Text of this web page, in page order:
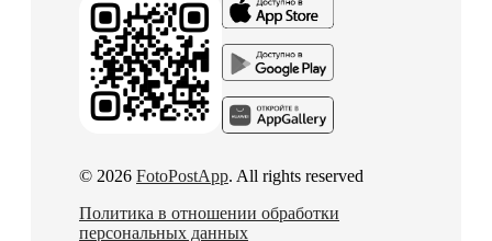
© 2026 FotoPostApp. All rights reserved
Политика в отношении обработки
персональных данных